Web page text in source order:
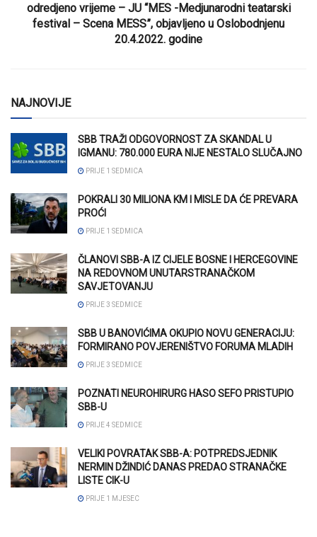
odredjeno vrijeme – JU “MES -Medjunarodni teatarski
festival – Scena MESS”, objavljeno u Oslobodnjenu
20.4.2022. godine
NAJNOVIJE
SBB TRAŽI ODGOVORNOST ZA SKANDAL U
IGMANU: 780.000 EURA NIJE NESTALO SLUČAJNO
PRIJE 1 SEDMICA
POKRALI 30 MILIONA KM I MISLE DA ĆE PREVARA
PROĆI
PRIJE 1 SEDMICA
ČLANOVI SBB-A IZ CIJELE BOSNE I HERCEGOVINE
NA REDOVNOM UNUTARSTRANAČKOM
SAVJETOVANJU
PRIJE 3 SEDMICE
SBB U BANOVIĆIMA OKUPIO NOVU GENERACIJU:
FORMIRANO POVJERENIŠTVO FORUMA MLADIH
PRIJE 3 SEDMICE
POZNATI NEUROHIRURG HASO SEFO PRISTUPIO
SBB-U
PRIJE 4 SEDMICE
VELIKI POVRATAK SBB-A: POTPREDSJEDNIK
NERMIN DŽINDIĆ DANAS PREDAO STRANAČKE
LISTE CIK-U
PRIJE 1 MJESEC